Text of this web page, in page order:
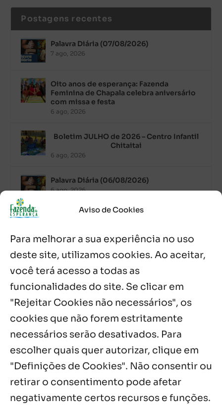
Aviso de Cookies
Para melhorar a sua experiência no uso
deste site, utilizamos cookies. Ao aceitar,
você terá acesso a todas as
funcionalidades do site. Se clicar em
"Rejeitar Cookies não necessários", os
cookies que não forem estritamente
necessários serão desativados. Para
escolher quais quer autorizar, clique em
"Definições de Cookies". Não consentir ou
retirar o consentimento pode afetar
negativamente certos recursos e funções.
Postagens recentes
Palavra Diária (07/08/2026)
7 ago, 2026
Oito anos de esperança: Fazenda
Feminina de Chapala celebra aniversário
com missa e festa
6 ago, 2026
Boletim JULHO de 2026 – Centro Infantil
Chitaitai
6 ago, 2026
Palavra Diária (06/08/2026)
6 ago, 2026
de Guadalajara
Fazenda Dom Mário comemora 5 anos
com testemunhos e missa em São
Cristóvão
5 ago, 2026
Notícias por Categoria